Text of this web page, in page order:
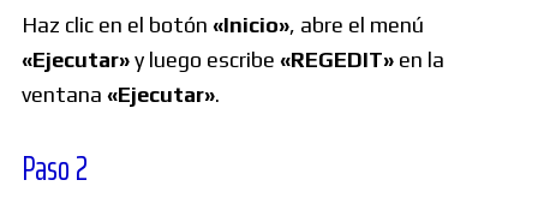
Haz clic en el botón «Inicio», abre el menú
«Ejecutar»y luego escribe «REGEDIT» en la
ventana «Ejecutar».
Paso 2